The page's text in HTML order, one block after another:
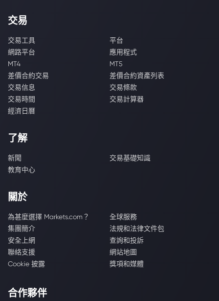
交易
交易工具
平台
網路平台
應用程式
MT4
MT5
差價合約交易
差價合約資產列表
交易信息
交易條款
交易時間
交易計算器
經濟日曆
了解
新聞
交易基礎知識
教育中心
關於
為甚麼選擇 Markets.com？
全球服務
集團簡介
法規和法律文件包
安全上網
查詢和投訴
聯絡支援
網站地圖
Cookie 披露
獎項和媒體
合作夥伴